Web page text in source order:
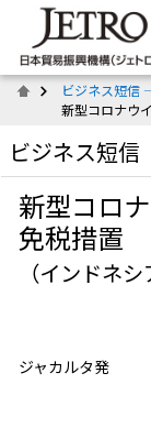
ビジネス短信
新型コロナウ
ビジネス短信
新型コロ
免税措置
（インドネシ
ジャカルタ発